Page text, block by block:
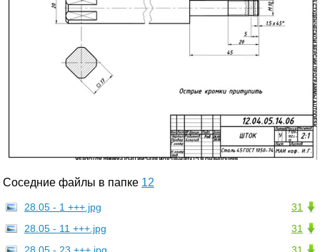
Соседние файлы в папке 12
31
28.05 - 1 +++.jpg
31
28.05 - 11 +++.jpg